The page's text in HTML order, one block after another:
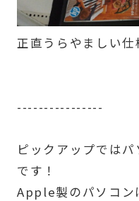
正直うらやましい仕
----------------
ピックアップでは
です！
Apple製のパソコン